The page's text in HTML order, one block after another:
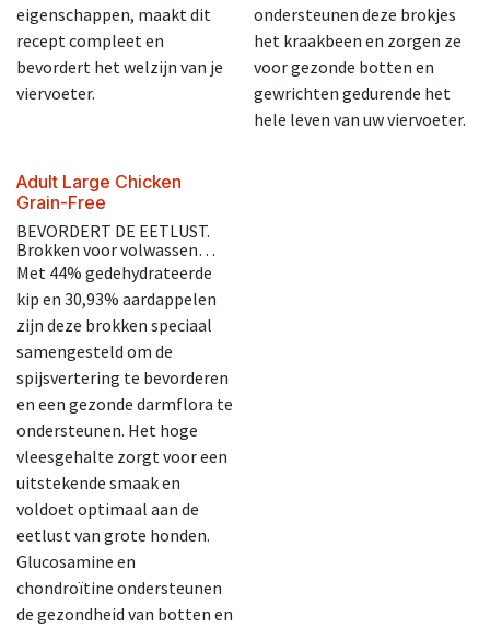
eigenschappen, maakt dit
recept compleet en
bevordert het welzijn van je
viervoeter.
ondersteunen deze brokjes
het kraakbeen en zorgen ze
voor gezonde botten en
gewrichten gedurende het
hele leven van uw viervoeter.
Adult Large Chicken
Grain-Free
BEVORDERT DE EETLUST.
Brokken voor volwassen
honden van grote rassen
vanaf 15 maanden
Met 44% gedehydrateerde
kip en 30,93% aardappelen
zijn deze brokken speciaal
samengesteld om de
spijsvertering te bevorderen
en een gezonde darmflora te
ondersteunen. Het hoge
vleesgehalte zorgt voor een
uitstekende smaak en
voldoet optimaal aan de
eetlust van grote honden.
Glucosamine en
chondroïtine ondersteunen
de gezondheid van botten en